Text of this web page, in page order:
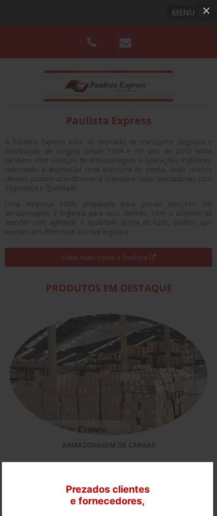
MENU
Paulista Express
A Paulista Express esta no mercado de transporte (logística e
distribuição de cargas) desde 1994 e no ano de 2010 entra
também com serviços de Armazenagem e operações logísticas,
colocando a disposição uma estrutura de ponta, onde nossos
clientes podem acondicionar e manusear suas mercadorias com
Segurança e Qualidade.
Uma empresa 100% preparada para prover soluções em
armazenagem e logística para seus clientes, com o objetivo de
atender com agilidade e qualidade acima de tudo, clientes que
buscam um diferencial em sua logística.
Saiba mais sobre a Paulista
PRODUTOS EM DESTAQUE
ARMAZENAGEM DE CARGAS
Prezados clientes
e fornecedores,